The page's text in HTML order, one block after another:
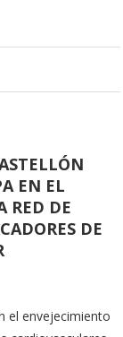
EN EL
RED DE
DE
el envejecimiento